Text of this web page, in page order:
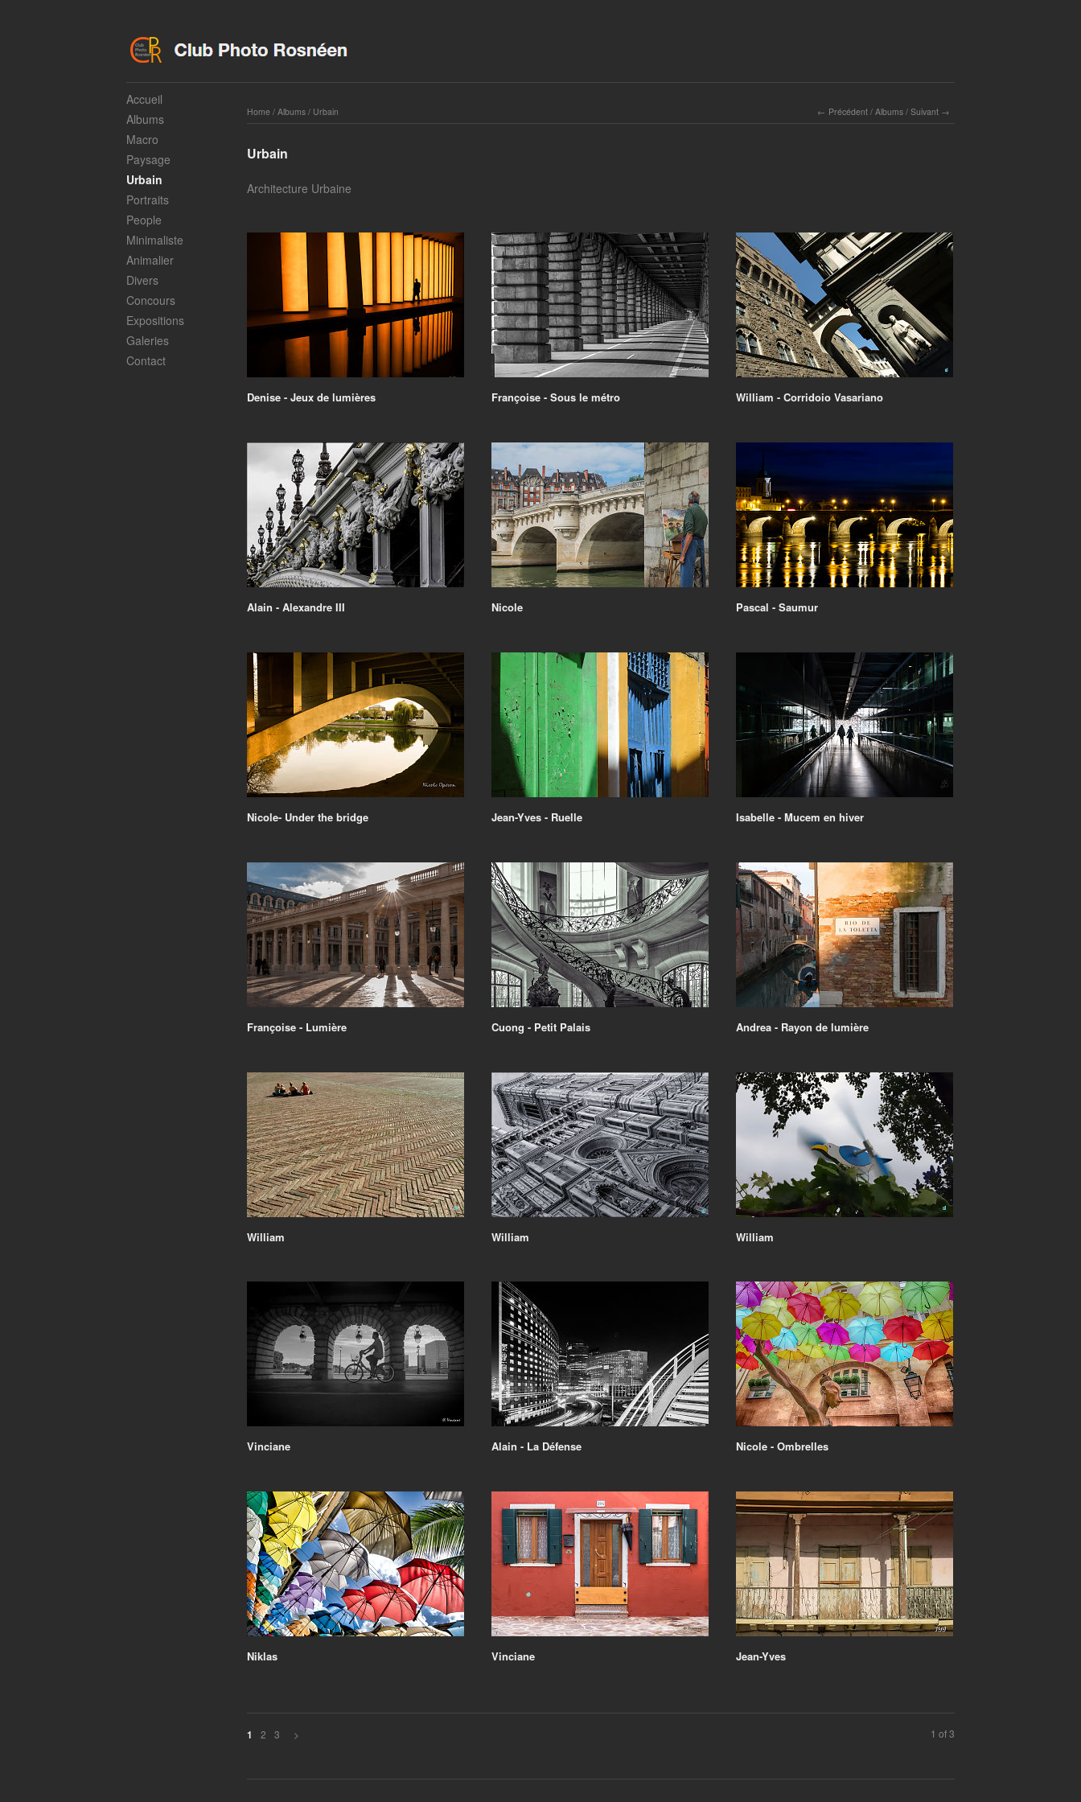
Accueil
Albums
Macro
Paysage
Urbain
Portraits
People
Minimaliste
Animalier
Divers
Concours
Expositions
Galeries
Contact
Home / Albums / Urbain Précédent / Albums / Suivant
Urbain
Architecture Urbaine
Denise - Jeux de lumières Françoise - Sous le métro William - Corridoio Vasariano
Alain - Alexandre III Nicole Pascal - Saumur
Nicole- Under the bridge Jean-Yves - Ruelle Isabelle - Mucem en hiver
Françoise - Lumière Cuong - Petit Palais Andrea - Rayon de lumière
William William William
Vinciane Alain - La Défense Nicole - Ombrelles
Niklas Vinciane Jean-Yves
1 of 3
1 2 3 >